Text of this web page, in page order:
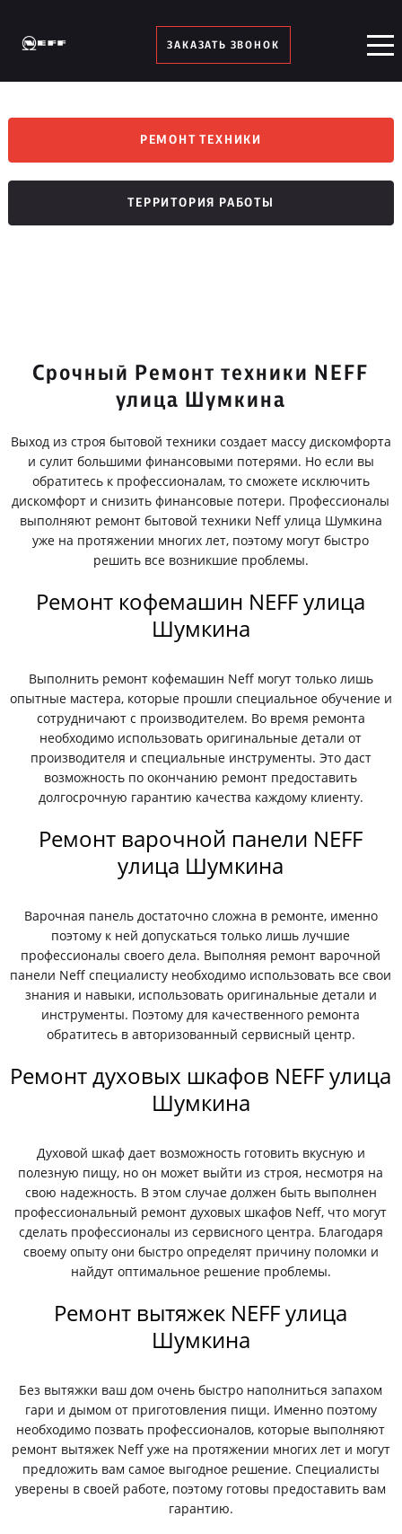
ЗАКАЗАТЬ ЗВОНОК
РЕМОНТ ТЕХНИКИ
ТЕРРИТОРИЯ РАБОТЫ
Срочный Ремонт техники NEFF
улица Шумкина
Выход из строя бытовой техники создает массу дискомфорта
и сулит большими финансовыми потерями. Но если вы
обратитесь к профессионалам, то сможете исключить
дискомфорт и снизить финансовые потери. Профессионалы
выполняют ремонт бытовой техники Neff улица Шумкина
уже на протяжении многих лет, поэтому могут быстро
решить все возникшие проблемы.
Ремонт кофемашин NEFF улица
Шумкина
Выполнить ремонт кофемашин Neff могут только лишь
опытные мастера, которые прошли специальное обучение и
сотрудничают с производителем. Во время ремонта
необходимо использовать оригинальные детали от
производителя и специальные инструменты. Это даст
возможность по окончанию ремонт предоставить
долгосрочную гарантию качества каждому клиенту.
Ремонт варочной панели NEFF
улица Шумкина
Варочная панель достаточно сложна в ремонте, именно
поэтому к ней допускаться только лишь лучшие
профессионалы своего дела. Выполняя ремонт варочной
панели Neff специалисту необходимо использовать все свои
знания и навыки, использовать оригинальные детали и
инструменты. Поэтому для качественного ремонта
обратитесь в авторизованный сервисный центр.
Ремонт духовых шкафов NEFF улица
Шумкина
Духовой шкаф дает возможность готовить вкусную и
полезную пищу, но он может выйти из строя, несмотря на
свою надежность. В этом случае должен быть выполнен
профессиональный ремонт духовых шкафов Neff, что могут
сделать профессионалы из сервисного центра. Благодаря
своему опыту они быстро определят причину поломки и
найдут оптимальное решение проблемы.
Ремонт вытяжек NEFF улица
Шумкина
Без вытяжки ваш дом очень быстро наполниться запахом
гари и дымом от приготовления пищи. Именно поэтому
необходимо позвать профессионалов, которые выполняют
ремонт вытяжек Neff уже на протяжении многих лет и могут
предложить вам самое выгодное решение. Специалисты
уверены в своей работе, поэтому готовы предоставить вам
гарантию.